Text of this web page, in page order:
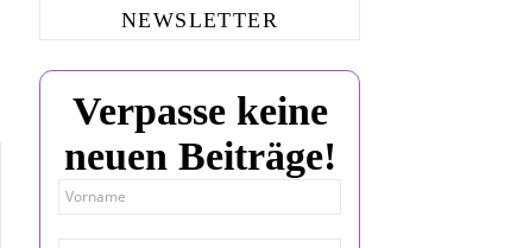
NEWSLETTER
Verpasse keine
neuen Beiträge!